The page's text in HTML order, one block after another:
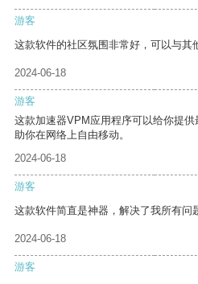
游客
这款软件的社区氛围非常好，可以与其
2024-06-18
游客
这款加速器VPM应用程序可以给你提
助你在网络上自由移动。
2024-06-18
游客
这款软件简直是神器，解决了我所有问
2024-06-18
游客